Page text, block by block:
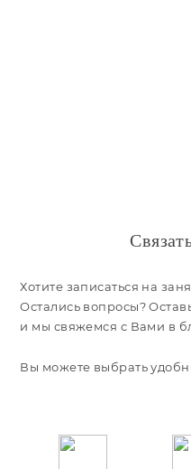
Хотите записаться на
Остались вопросы?
и мы свяжемся с Вами в
Вы можете выбрать